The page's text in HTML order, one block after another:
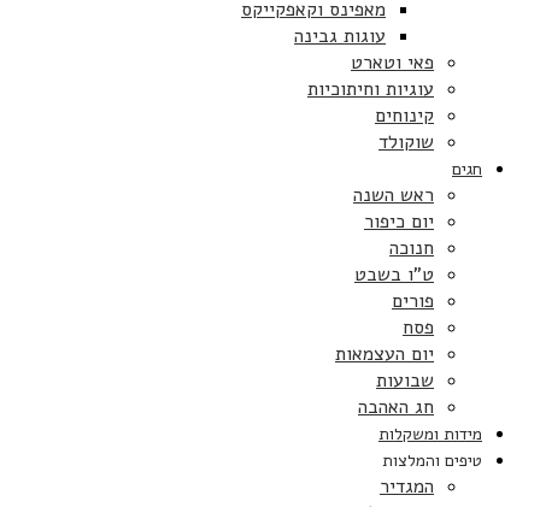
מאפינס וקאפקייקס
עוגות גבינה
פאי וטארט
עוגיות וחיתוכיות
קינוחים
שוקולד
חגים
ראש השנה
יום כיפור
חנוכה
ט”ו בשבט
פורים
פסח
יום העצמאות
שבועות
חג האהבה
מידות ומשקלות
טיפים והמלצות
המגדיר